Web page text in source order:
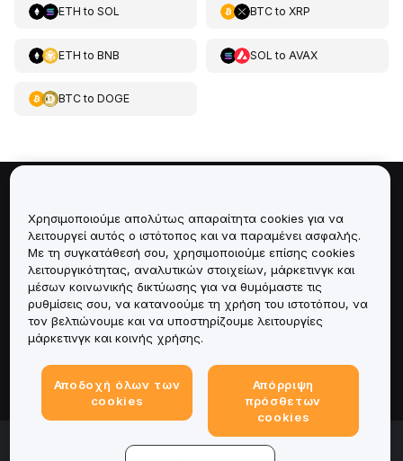
ETH to SOL BTCto XRP
ETH to BNB SOL to AVAX
BTCto DOGE
Υπηρεσίες
Υποστήριξη
Προϊόντα
Νομικά
© 2025-2026 Bybit.eu. Με την επιφύλαξη παντός
νομίμου δικαιώματος.
Χρησιμοποιούμε απολύτως απαραίτητα cookies για να
λειτουργεί αυτός ο ιστότοπος και να παραμένει ασφαλής.
Με τη συγκατάθεσή σου, χρησιμοποιούμε επίσης cookies
λειτουργικότητας, αναλυτικών στοιχείων, μάρκετινγκ και
μέσων κοινωνικής δικτύωσης για να θυμόμαστε τις
ρυθμίσεις σου, να κατανοούμε τη χρήση του ιστοτόπου, να
τον βελτιώνουμε και να υποστηρίζουμε λειτουργίες
μάρκετινγκ και κοινής χρήσης.
Αποδοχή όλων των
cookies
Απόρριψη
πρόσθετων
cookies